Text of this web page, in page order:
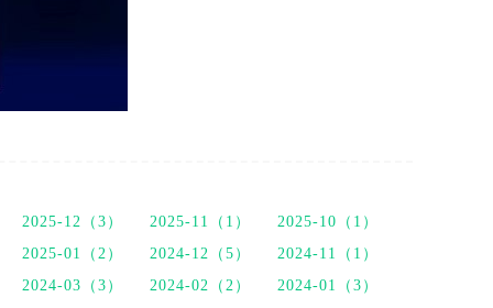
2025-12（3） 2025-11（1）
2025-10（1）
2025-01（2） 2024-12（5）
2024-11（1）
2024-03（3） 2024-02（2）
2024-01（3）